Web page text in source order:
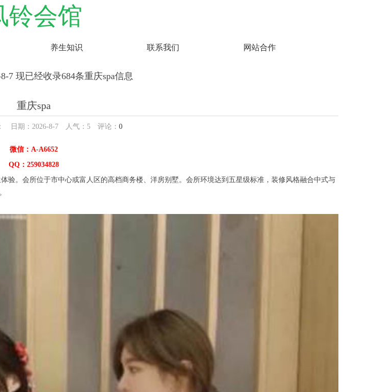
铃会馆
养生知识 联系我们 网站合作
7 现已经收录684条重庆spa信息
重庆spa
日期：2026-8-7 人气： 5评论： 0
微信：A-A6652
QQ：259034828
。会所位于市中心或富人区的高档商务楼、洋房别墅。会所环境达到五星级标准，装修风格融合中式与